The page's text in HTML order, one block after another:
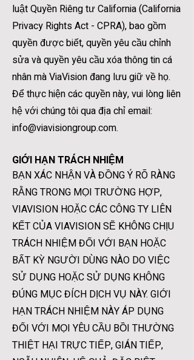
luật Quyền Riêng tư California (California
Privacy Rights Act - CPRA), bao gồm
quyền được biết, quyền yêu cầu chỉnh
sửa và quyền yêu cầu xóa thông tin cá
nhân mà ViaVision đang lưu giữ về họ.
Để thực hiện các quyền này, vui lòng liên
hệ với chúng tôi qua địa chỉ email:
info@viavisiongroup.com.
GIỚI HẠN TRÁCH NHIỆM
BẠN XÁC NHẬN VÀ ĐỒNG Ý RÕ RÀNG
RẰNG TRONG MỌI TRƯỜNG HỢP,
VIAVISION HOẶC CÁC CÔNG TY LIÊN
KẾT CỦA VIAVISION SẼ KHÔNG CHỊU
TRÁCH NHIỆM ĐỐI VỚI BẠN HOẶC
BẤT KỲ NGƯỜI DÙNG NÀO DO VIỆC
SỬ DỤNG HOẶC SỬ DỤNG KHÔNG
ĐÚNG MỤC ĐÍCH DỊCH VỤ NÀY. GIỚI
HẠN TRÁCH NHIỆM NÀY ÁP DỤNG
ĐỐI VỚI MỌI YÊU CẦU BỒI THƯỜNG
THIỆT HẠI TRỰC TIẾP, GIÁN TIẾP,